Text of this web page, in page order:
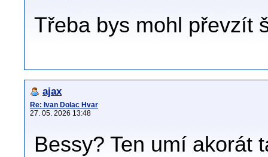
Třeba bys mohl převzít
ajax
Re: Ivan Dolac Hvar
27. 05. 2026 13:48
Bessy? Ten umí akorát